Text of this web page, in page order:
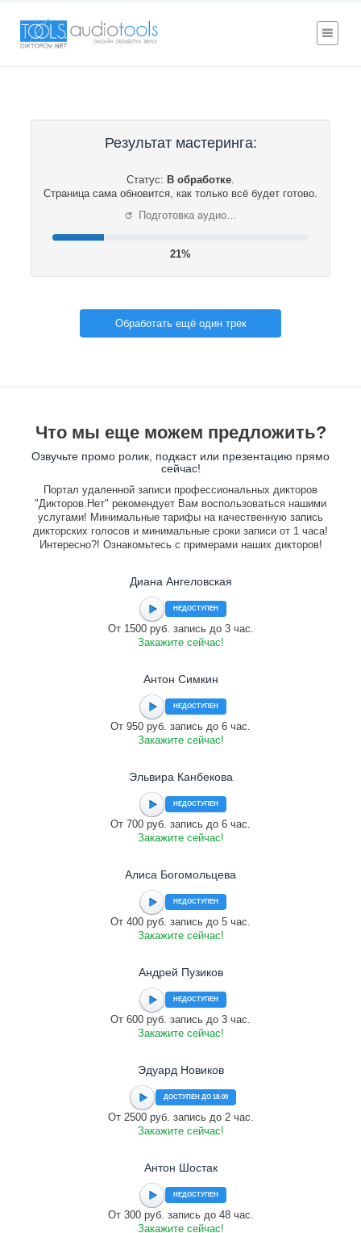
Результат мастеринга:
Статус: В обработке.
Страница сама обновится, как только всё будет готово.
⟳ Подготовка аудио…
21%
Обработать ещё один трек
Что мы еще можем предложить?
Озвучьте промо ролик, подкаст или презентацию прямо
сейчас!
Портал удаленной записи профессиональных дикторов
"Дикторов.Нет" рекомендует Вам воспользоваться нашими
услугами! Минимальные тарифы на качественную запись
дикторских голосов и минимальные сроки записи от 1 часа!
Интересно?! Ознакомьтесь с примерами наших дикторов!
Диана Ангеловская
НЕДОСТУПЕН
От 1500 руб. запись до 3 час.
Закажите сейчас!
Антон Симкин
НЕДОСТУПЕН
От 950 руб. запись до 6 час.
Закажите сейчас!
Эльвира Канбекова
НЕДОСТУПЕН
От 700 руб. запись до 6 час.
Закажите сейчас!
Алиса Богомольцева
НЕДОСТУПЕН
От 400 руб. запись до 5 час.
Закажите сейчас!
Андрей Пузиков
НЕДОСТУПЕН
От 600 руб. запись до 3 час.
Закажите сейчас!
Эдуард Новиков
ДОСТУПЕН ДО 18:00
От 2500 руб. запись до 2 час.
Закажите сейчас!
Антон Шостак
НЕДОСТУПЕН
От 300 руб. запись до 48 час.
Закажите сейчас!